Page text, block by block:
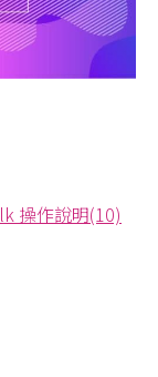
操作說明(10)